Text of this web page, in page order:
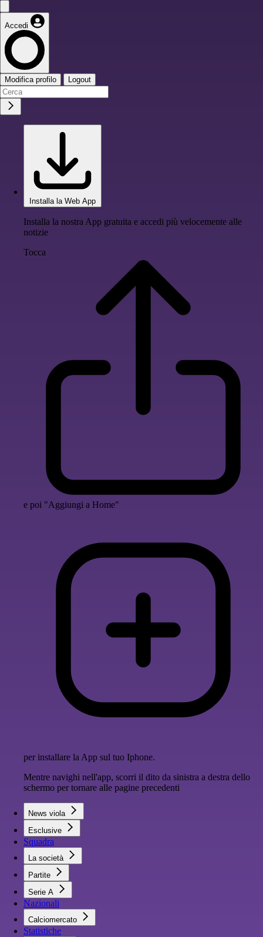
Accedi
Modifica profilo Logout
Installa la Web App
Installa la nostra App gratuita e accedi più velocemente alle
notizie
Tocca
e poi "Aggiungi a Home"
per installare la App sul tuo Iphone.
Mentre navighi nell'app, scorri il dito da sinistra a destra dello
schermo per tornare alle pagine precedenti
News viola
Esclusive
Squadra
La società
Partite
Serie A
Nazionali
Calciomercato
Statistiche